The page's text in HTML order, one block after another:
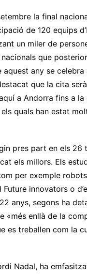
la final
de 120 equips
un miler de
que
any se celebra
que la cita
a Andorra fins a la
quals han estat
pres part en els 26
els millors. Els
per exemple
innovators o
anys, segons ha
«més enllà de la
es treballen com la
Nadal, ha